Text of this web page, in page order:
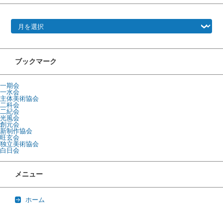
ブックマーク
一期会
一水会
主体美術協会
二科会
二紀会
光風会
創元会
新制作協会
旺玄会
独立美術協会
白日会
メニュー
ホーム